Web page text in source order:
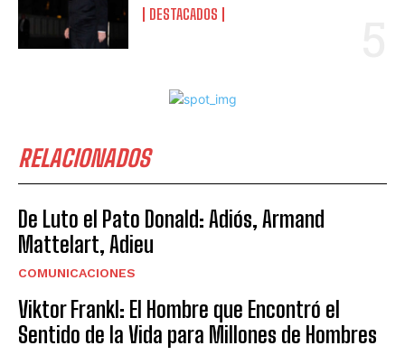
DESTACADOS
RELACIONADOS
De Luto el Pato Donald: Adiós, Armand
Mattelart, Adieu
COMUNICACIONES
Viktor Frankl: El Hombre que Encontró el
Sentido de la Vida para Millones de Hombres